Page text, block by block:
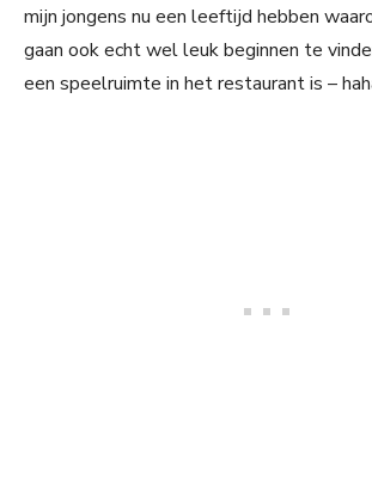
mijn jongens nu een leeftijd hebben
gaan ook echt wel leuk beginnen te
een speelruimte in het restaurant is –